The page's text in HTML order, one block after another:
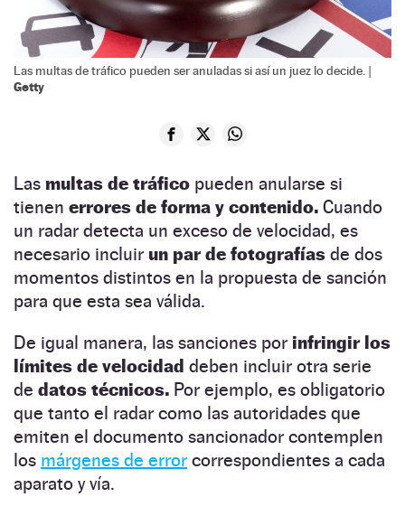
Las multas de tráfico pueden ser anuladas si así un juez lo decide. |
Getty
Las multas de tráfico pueden anularse si
tienen errores de forma y contenido. Cuando
un radar detecta un exceso de velocidad, es
necesario incluir un par de fotografías de dos
momentos distintos en la propuesta de sanción
para que esta sea válida.
De igual manera, las sanciones por infringir los
límites de velocidad deben incluir otra serie
de datos técnicos. Por ejemplo, es obligatorio
que tanto el radar como las autoridades que
emiten el documento sancionador contemplen
los márgenes de error correspondientes a cada
aparato y vía.